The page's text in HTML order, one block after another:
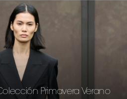
Primavera Verano